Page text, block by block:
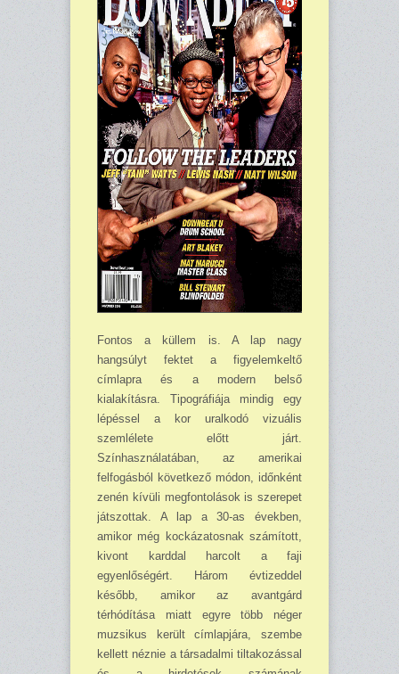
Fontos a küllem is. A lap nagy
hangsúlyt fektet a figyelemkeltő
címlapra és a modern belső
kialakításra. Tipográfiája mindig egy
lépéssel a kor uralkodó vizuális
szemlélete előtt járt.
Színhasználatában, az amerikai
felfogásból következő módon, időnként
zenén kívüli megfontolások is szerepet
játszottak. A lap a 30-as években,
amikor még kockázatosnak szá­mított,
kivont karddal harcolt a faji
egyenlőségért. Három évtizeddel
később, amikor az avant­gárd
térhódítása miatt egyre több néger
muzsikus került címlapjára, szembe
kellett néznie a társadalmi tiltakozással